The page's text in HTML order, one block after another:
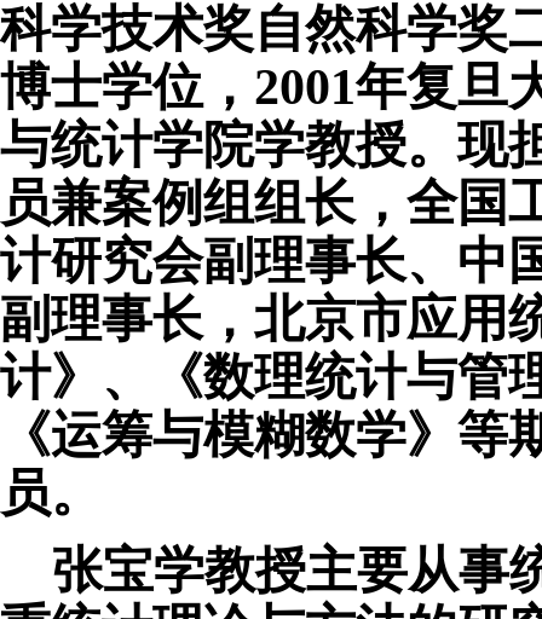
科学技术奖自然科学奖
博士学位，2001年复旦
与统计学院学教授。现
员兼案例组组长，全国
计研究会副理事长、中
副理事长，北京市应用
计》、《数理统计与管
《运筹与模糊数学》
员。
张宝学教授主要从事